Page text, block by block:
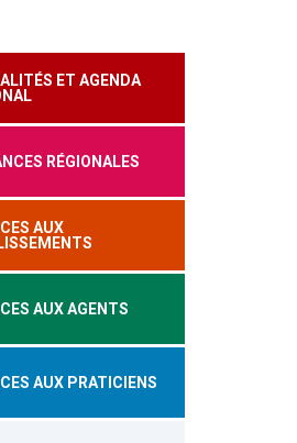
ET AGENDA
RÉGIONALES
AUX
AUX AGENTS
AUX PRATICIENS